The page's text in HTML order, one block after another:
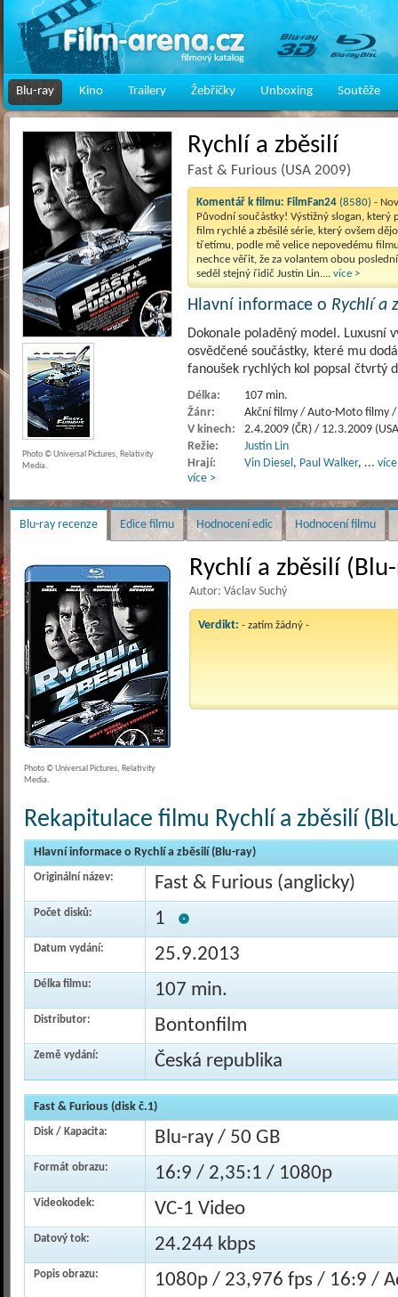
Blu-ray Kino Trailery Žebříčky Unboxing Soutěže
Rychlí a zběsilí
Fast & Furious (USA 2009)
Komentář k filmu: FilmFan24 (8580) -
Původní součástky! Výstižný slogan, který
film rychlé a zběsilé série, který ovšem
třetímu, podle mě velice nepovedému
nechce věřit, že za volantem obou
seděl stejný řidič Justin Lin.... více >
Hlavní informace o Rychlí a
Dokonale poladěný model. Luxusní
osvědčené součástky, které mu
fanoušek rychlých kol popsal čtvrtý
Délka:
107 min.
Žánr:
Akční filmy / Auto-Moto filmy
V kinech:
2.4.2009 (ČR) / 12.3.2009
Režie:
Justin Lin
Hrají:
Vin Diesel , Paul Walker, ...
více >
Photo © Universal Pictures, Relativity
Media.
Blu-ray recenze Edice filmu Hodnocení edic Hodnocení filmu
Rychlí a zběsilí
Autor: Václav Suchý
Verdikt: - zatím žádný -
Photo © Universal Pictures, Relativity
Media.
Rekapitulace filmu Rychlí a zběsilí
Hlavní informace o Rychlí a zběsilí (Blu-ray)
Originální název: Fast & Furious (anglicky)
Počet disků: 1
Datum vydání: 25.9.2013
Délka filmu: 107 min.
Distributor: Bontonfilm
Země vydání: Česká republika
Fast & Furious (disk č.1)
Disk / Kapacita: Blu-ray / 50 GB
Formát obrazu: 16:9 / 2,35:1 / 1080p
Videokodek: VC-1 Video
Datový tok: 24.244 kbps
Popis obrazu: 1080p / 23,976 fps / 16:9 /